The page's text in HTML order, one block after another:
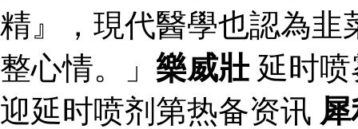
精』，現代醫學也認為韭
整心情。」 樂威壯延时喷
迎延时喷剂第热备资讯